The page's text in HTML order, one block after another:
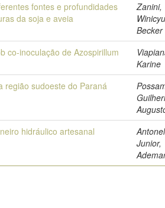
fontes e profundidades
da soja e aveia
Zanini,
Becker
co-inoculação de Azospirillum
Karine
região sudoeste do Paraná
hidráulico artesanal
Junior,